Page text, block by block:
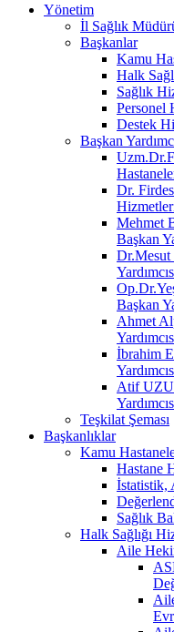
Yönetim
İl Sağlık
Başkanlar
Kamu
Halk
Sağlık
Personel
Destek
Başkan
Dr.
Mehmet
Başkan
Başkan
Ahmet
İbrahim
Atif
Teşkilat Şeması
Başkanlıklar
Kamu
Hastane
İstatistik,
Sağlık
Halk Sağlığı
Aile